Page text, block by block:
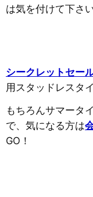
は気を付けて下さい
シークレットセー
用スタッドレスタ
もちろんサマータ
で、気になる方は
GO！